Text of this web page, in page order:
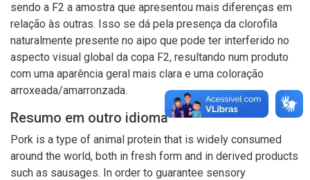
sendo a F2 a amostra que apresentou mais diferenças em
relação às outras. Isso se dá pela presença da clorofila
naturalmente presente no aipo que pode ter interferido no
aspecto visual global da copa F2, resultando num produto
com uma aparência geral mais clara e uma coloração
arroxeada/amarronzada.
Resumo em outro idioma
Pork is a type of animal protein that is widely consumed
around the world, both in fresh form and in derived products
such as sausages. In order to guarantee sensory